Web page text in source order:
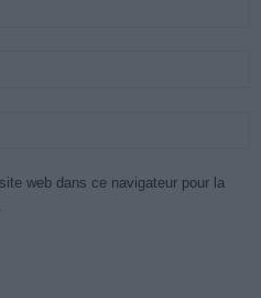
web dans ce navigateur pour la